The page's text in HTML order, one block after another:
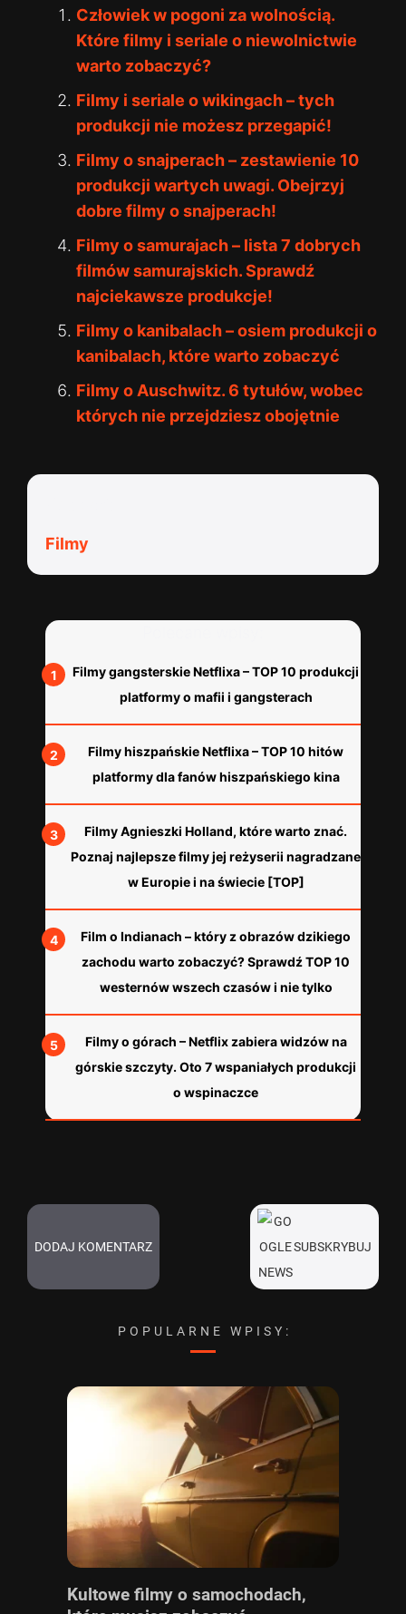
Człowiek w pogoni za wolnością.
Które filmy i seriale o niewolnictwie
warto zobaczyć?
Filmy i seriale o wikingach – tych
produkcji nie możesz przegapić!
Filmy o snajperach – zestawienie 10
produkcji wartych uwagi. Obejrzyj
dobre filmy o snajperach!
Filmy o samurajach – lista 7 dobrych
filmów samurajskich. Sprawdź
najciekawsze produkcje!
Filmy o kanibalach – osiem produkcji o
kanibalach, które warto zobaczyć
Filmy o Auschwitz. 6 tytułów, wobec
których nie przejdziesz obojętnie
Filmy
Filmy gangsterskie Netflixa – TOP 10 produkcji
platformy o mafii i gangsterach
Filmy hiszpańskie Netflixa – TOP 10 hitów
platformy dla fanów hiszpańskiego kina
Filmy Agnieszki Holland, które warto znać.
Poznaj najlepsze filmy jej reżyserii nagradzane
w Europie i na świecie [TOP]
Film o Indianach – który z obrazów dzikiego
zachodu warto zobaczyć? Sprawdź TOP 10
westernów wszech czasów i nie tylko
Filmy o górach – Netflix zabiera widzów na
górskie szczyty. Oto 7 wspaniałych produkcji
o wspinaczce
DODAJ KOMENTARZ SUBSKRYBUJ
POPULARNE WPISY:
Kultowe filmy o samochodach,